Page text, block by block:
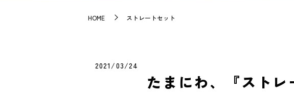
HOME ストレートセット
2021/03/24
たまにわ、『スト